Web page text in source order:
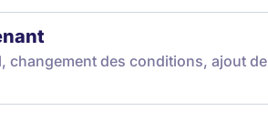
changement des conditions, ajout de